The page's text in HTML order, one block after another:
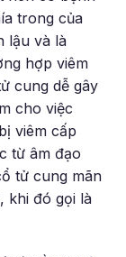
trong của
lậu và là
hợp viêm
cung dễ gây
cho việc
viêm cấp
từ âm đạo
tử cung mãn
khi đó gọi là